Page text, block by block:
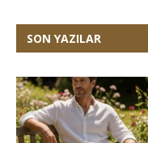
SON YAZILAR